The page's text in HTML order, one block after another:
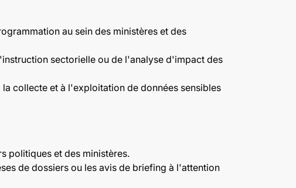
au sein des ministères et des
sectorielle ou de l'analyse d'impact des
collecte et à l'exploitation de données sensibles
politiques et des ministères.
de dossiers ou les avis de briefing à l'attention